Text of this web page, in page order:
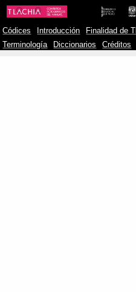
Códices Introducción Finalidad de
Terminología
Diccionarios Créditos